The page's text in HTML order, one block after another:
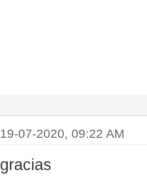
19-07-2020, 09:22 AM
gracias